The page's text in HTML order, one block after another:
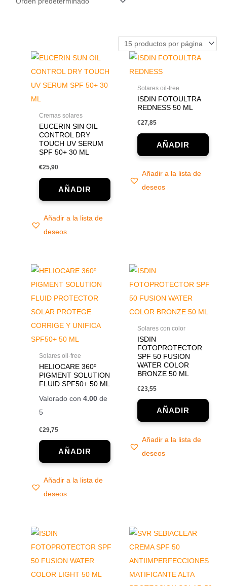
Cremas solares
EUCERIN SIN OIL
CONTROL DRY
TOUCH UV SERUM
SPF 50+ 30 ML
€25,90
Añadir a la lista de
deseos
Solares oil-free
ISDIN FOTOULTRA
REDNESS 50 ML
€27,85
Añadir a la lista de
deseos
Solares oil-free
HELIOCARE 360º
PIGMENT SOLUTION
FLUID SPF50+ 50 ML
Valorado con4.00 de
5
€29,75
Añadir a la lista de
deseos
Solares con color
ISDIN
FOTOPROTECTOR
SPF 50 FUSION
WATER COLOR
BRONZE 50 ML
€23,55
Añadir a la lista de
deseos